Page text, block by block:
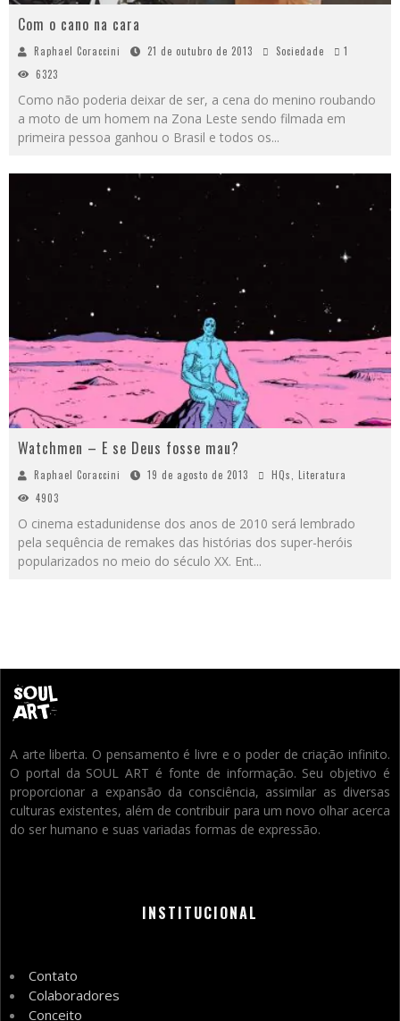
Com o cano na cara
Raphael Coraccini 21 de outubro de 2013 Sociedade
1
6323
Como não poderia deixar de ser, a cena do menino roubando
a moto de um homem na Zona Leste sendo filmada em
primeira pessoa ganhou o Brasil e todos os...
Watchmen – E se Deus fosse mau?
Raphael Coraccini 19 de agosto de 2013 HQs, Literatura
4903
O cinema estadunidense dos anos de 2010 será lembrado
pela sequência de remakes das histórias dos super-heróis
popularizados no meio do século XX. Ent...
A arte liberta. O pensamento é livre e o poder de criação infinito.
O portal da SOUL ART é fonte de informação. Seu objetivo é
proporcionar a expansão da consciência, assimilar as diversas
culturas existentes, além de contribuir para um novo olhar acerca
do ser humano e suas variadas formas de expressão.
INSTITUCIONAL
Contato
Colaboradores
Conceito